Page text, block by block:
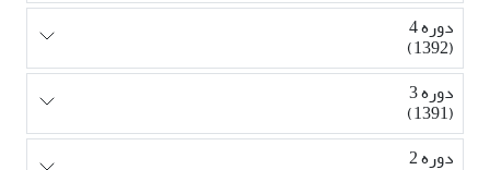
دوره 4
(1392)
دوره 3
(1391)
دوره 2